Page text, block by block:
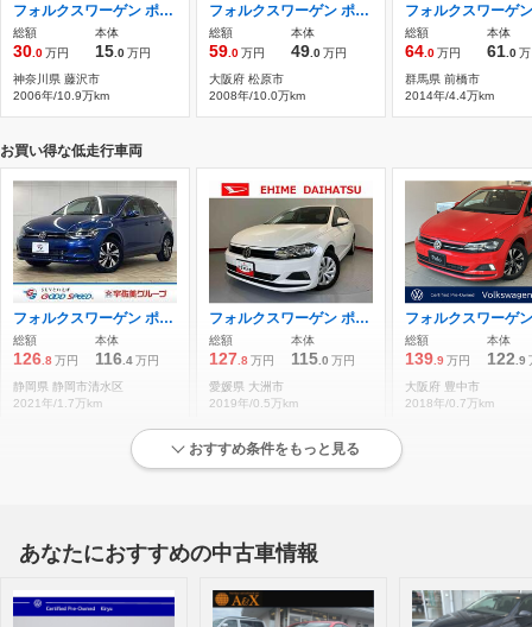
フォルクスワーゲン ポロ 1.4 自社特別ローン ETC ナビ TV
総額
30 .0万円
本体
15 .0万円
神奈川県 藤沢市
2006年/10.9万km
フォルクスワーゲン ポロ GTI 1800CCターボ/ミッション/ CD/ETC/16inアル
総額
59 .0万円
本体
49 .0万円
大阪府 松原市
2008年/10.0万km
総額
64 .0万円
本体
61 .0
群馬県 前橋市
2014年/4.4万km
お買い得な低走行車両
フォルクスワーゲン ポロ TSI コンフォートライン 純正8型ナビ/ブラインドスポットモニター
総額
126.8 万円
本体
116.4万円
静岡県 静岡市清水区
2021年/1.7万km
フォルクスワーゲン ポロ TSI トレンドライン CD USB Bluetooth キーレス
総額
127.8 万円
本体
115.0 万円
愛媛県 大洲市
2019年/0.5万km
総額
139.9 万円
本体
122.9
大阪府 豊中市
2018年/0.7万km
状態が良い低走行車両
おすすめ条件をもっと見る
あなたにおすすめの中古車情報